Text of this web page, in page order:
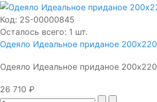
Код: 2S-00000845
Осталось всего: 1 шт.
Одеяло Идеальное приданое 200х220
Одеяло Идеальное приданое 200х220
26 710 ₽